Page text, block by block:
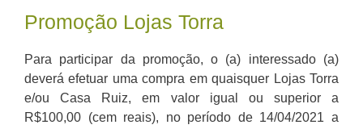
Promoção Lojas Torra
Para participar da promoção, o (a) interessado (a)
deverá efetuar uma compra em quaisquer Lojas Torra
e/ou Casa Ruiz, em valor igual ou superior a
R$100,00 (cem reais), no período de 14/04/2021 a